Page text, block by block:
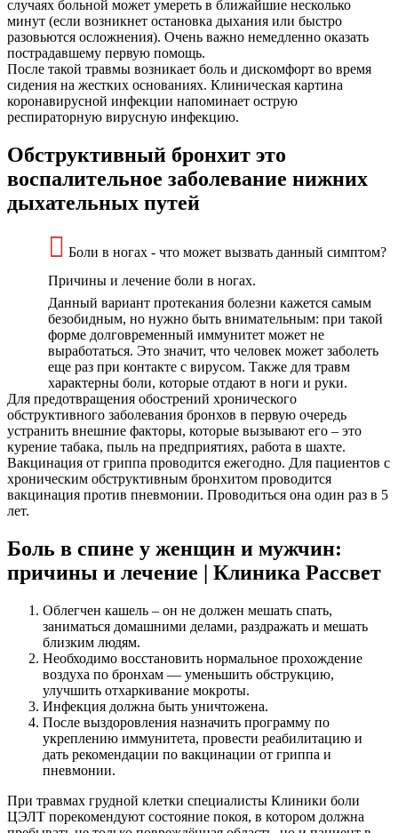
случаях больной может умереть в ближайшие несколько
минут (если возникнет остановка дыхания или быстро
разовьются осложнения). Очень важно немедленно оказать
пострадавшему первую помощь.
После такой травмы возникает боль и дискомфорт во время
сидения на жестких основаниях. Клиническая картина
коронавирусной инфекции напоминает острую
респираторную вирусную инфекцию.
Обструктивный бронхит это
воспалительное заболевание нижних
дыхательных путей
Боли в ногах - что может вызвать данный симптом?
Причины и лечение боли в ногах.
Данный вариант протекания болезни кажется самым
безобидным, но нужно быть внимательным: при такой
форме долговременный иммунитет может не
выработаться. Это значит, что человек может заболеть
еще раз при контакте с вирусом. Также для травм
характерны боли, которые отдают в ноги и руки.
Для предотвращения обострений хронического
обструктивного заболевания бронхов в первую очередь
устранить внешние факторы, которые вызывают его – это
курение табака, пыль на предприятиях, работа в шахте.
Вакцинация от гриппа проводится ежегодно. Для пациентов с
хроническим обструктивным бронхитом проводится
вакцинация против пневмонии. Проводиться она один раз в 5
лет.
Боль в спине у женщин и мужчин:
причины и лечение | Клиника Рассвет
Облегчен кашель – он не должен мешать спать,
заниматься домашними делами, раздражать и мешать
близким людям.
Необходимо восстановить нормальное прохождение
воздуха по бронхам — уменьшить обструкцию,
улучшить отхаркивание мокроты.
Инфекция должна быть уничтожена.
После выздоровления назначить программу по
укреплению иммунитета, провести реабилитацию и
дать рекомендации по вакцинации от гриппа и
пневмонии.
При травмах грудной клетки специалисты Клиники боли
ЦЭЛТ порекомендуют состояние покоя, в котором должна